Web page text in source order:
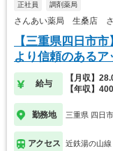
正社員 調剤薬局
さんあい薬局 生桑店 さ
【三重県四日市
より信頼のあるア
給与
【月収】
【年収】
勤務地 三重県 四日
アクセス 近鉄湯の山線